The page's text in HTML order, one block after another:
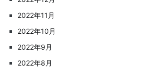
2022年11月
2022年10月
2022年9月
2022年8月